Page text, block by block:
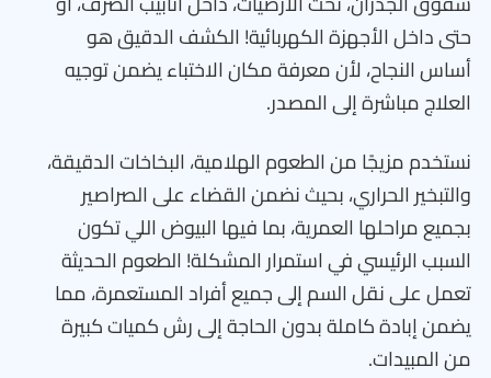
حتى داخل الأجهزة الكهربائية! الكشف الدقيق هو
أساس النجاح، لأن معرفة مكان الاختباء يضمن توجيه
العلاج مباشرة إلى المصدر.
نستخدم مزيجًا من الطعوم الهلامية، البخاخات الدقيقة،
والتبخير الحراري، بحيث نضمن القضاء على الصراصير
بجميع مراحلها العمرية، بما فيها البيوض اللي تكون
السبب الرئيسي في استمرار المشكلة! الطعوم الحديثة
تعمل على نقل السم إلى جميع أفراد المستعمرة، مما
يضمن إبادة كاملة بدون الحاجة إلى رش كميات كبيرة
من المبيدات.